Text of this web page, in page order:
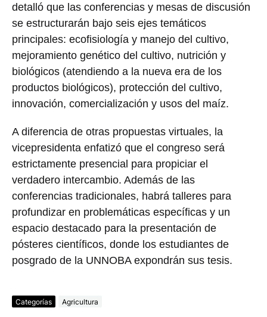
detalló que las conferencias y mesas de discusión
se estructurarán bajo seis ejes temáticos
principales: ecofisiología y manejo del cultivo,
mejoramiento genético del cultivo, nutrición y
biológicos (atendiendo a la nueva era de los
productos biológicos), protección del cultivo,
innovación, comercialización y usos del maíz.
A diferencia de otras propuestas virtuales, la
vicepresidenta enfatizó que el congreso será
estrictamente presencial para propiciar el
verdadero intercambio. Además de las
conferencias tradicionales, habrá talleres para
profundizar en problemáticas específicas y un
espacio destacado para la presentación de
pósteres científicos, donde los estudiantes de
posgrado de la UNNOBA expondrán sus tesis.
Categorías Agricultura